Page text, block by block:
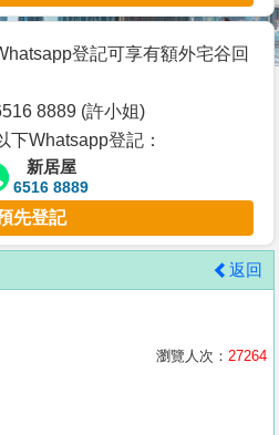
登記可享有額外宅谷回
8889 (許小姐)
下Whatsapp登記：
新居屋
6516 8889
先登記
返回
瀏覽人次： 27264